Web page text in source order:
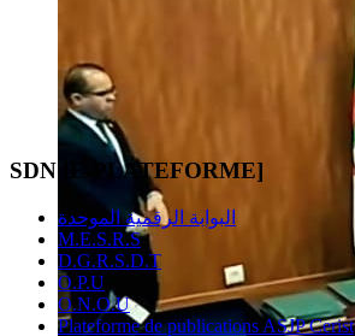
SDN [E-PLATEFORME]
البوابة الرقمية الموحدة
M.E.S.R.S
D.G.R.S.D.T
O.P.U
O.N.O.U
Plateforme de publications ASJP Cerist